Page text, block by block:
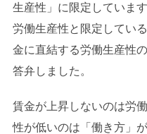
生産性」に限定していま
労働生産性と限定してい
金に直結する労働生産性
答弁しました。
賃金が上昇しないのは労
性が低いのは「働き方」